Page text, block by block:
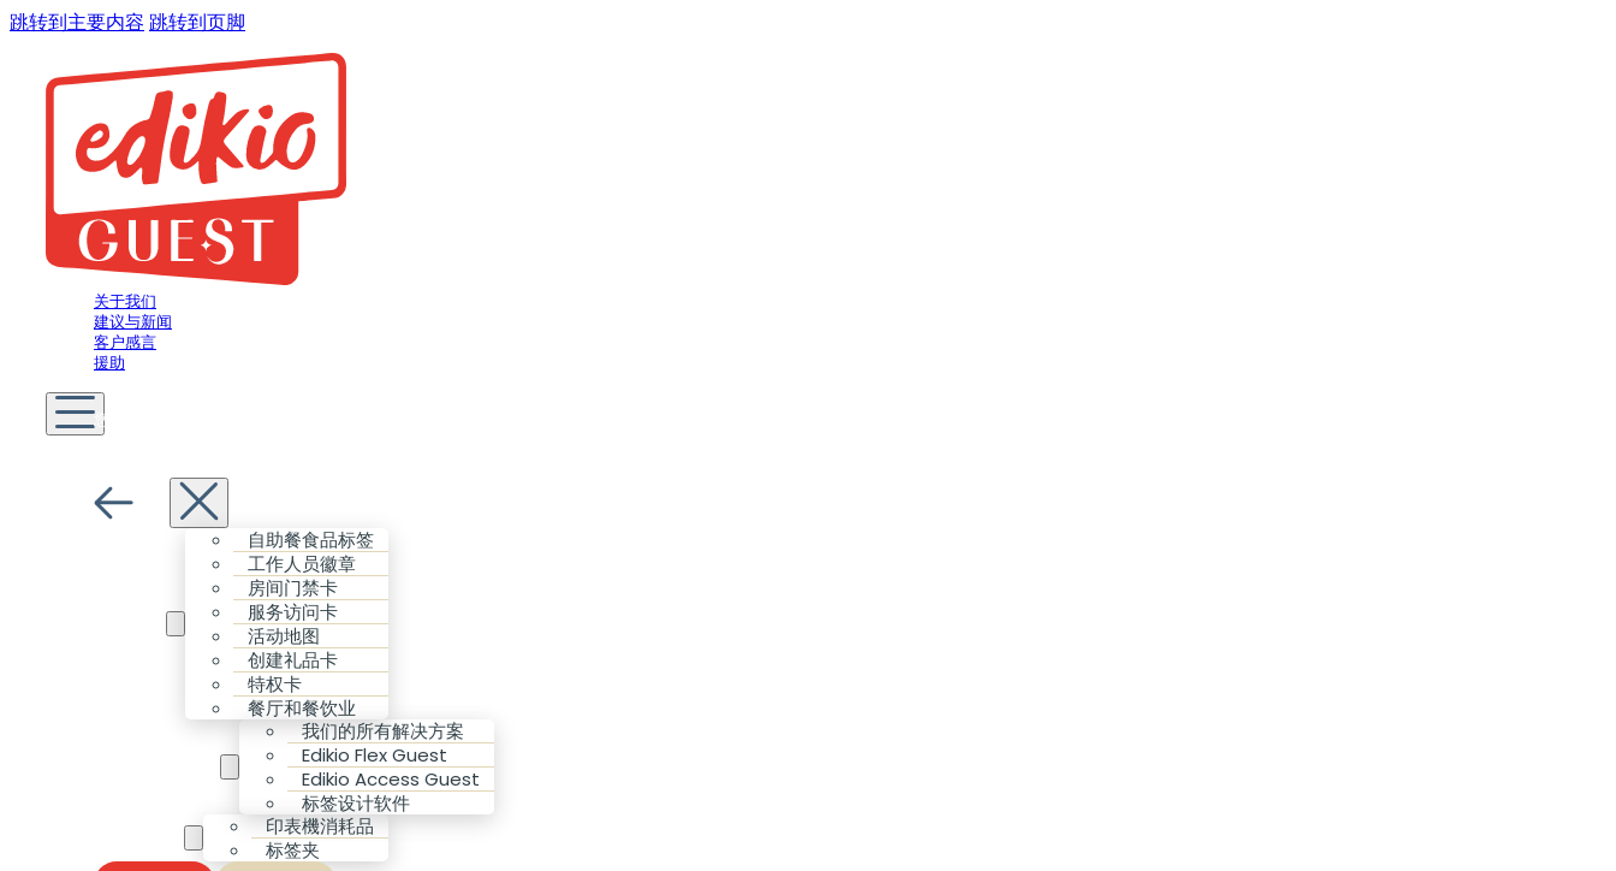
跳转到主要内容 跳转到页脚
关于我们
建议与新闻
客户感言
援助
您是
自助餐食品标签
工作人员徽章
房间门禁卡
服务访问卡
活动地图
创建礼品卡
特权卡
餐厅和餐饮业
我们的所有解决方案
Edikio Flex Guest
Edikio Access Guest
标签设计软件
印表機消耗品
标签夹